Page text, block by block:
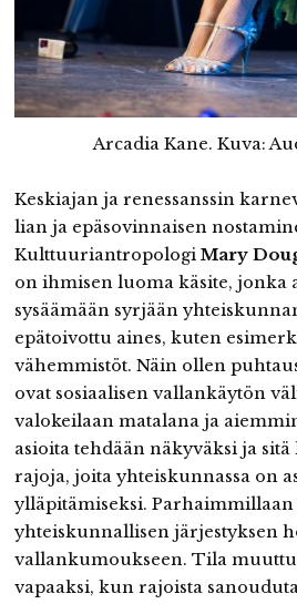
Arcadia Kane. Kuva:
Keskiajan ja renessanssin
lian ja epäsovinnaisen
Kulttuuriantropologi Mary
on ihmisen luoma käsite, jonka
sysäämään syrjään
epätoivottu aines, kuten
vähemmistöt. Näin ollen
ovat sosiaalisen vallankäytön
valokeilaan matalana ja
asioita tehdään näkyväksi ja
rajoja, joita yhteiskunnassa on
ylläpitämiseksi. Parhaimmillaan
yhteiskunnallisen järjestyksen
vallankumoukseen. Tila
vapaaksi, kun rajoista